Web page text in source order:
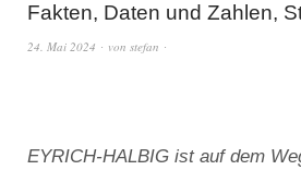
Fakten, Daten und Zahlen,
24. Mai 2024 von stefan
EYRICH-HALBIG ist auf dem